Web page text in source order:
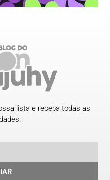
lista e receba todas as